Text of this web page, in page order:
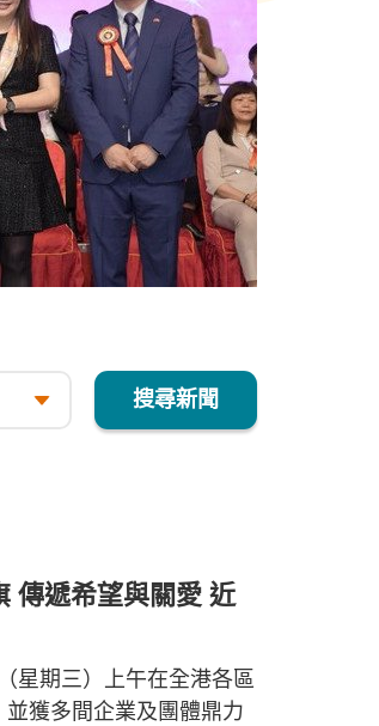
搜尋新聞
傳遞希望與關愛 近
星期三）上午在全港各區
獲多間企業及團體鼎力